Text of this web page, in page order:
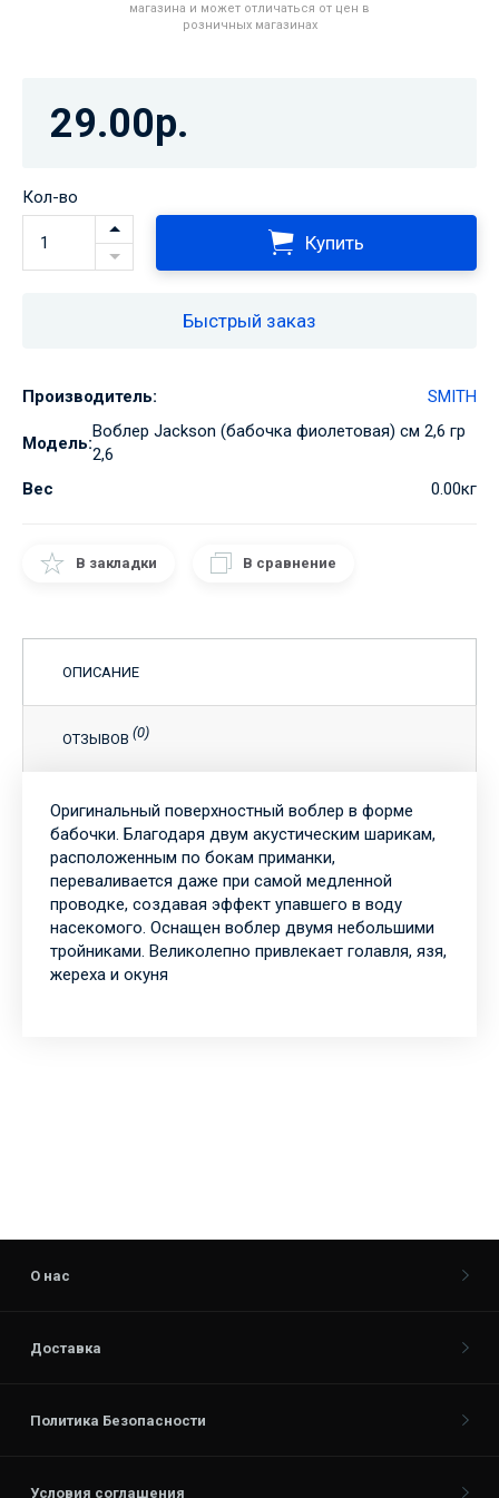
магазина и может отличаться от цен в
розничных магазинах
29.00р.
Кол-во
Купить
Быстрый заказ
Производитель: SMITH
Модель:
Воблер Jackson (бабочка фиолетовая) см 2,6 гр
2,6
Вес
0.00кг
В закладки В сравнение
ОПИСАНИЕ
ОТЗЫВОВ (0)
Оригинальный поверхностный воблер в форме
бабочки. Благодаря двум акустическим шарикам,
расположенным по бокам приманки,
переваливается даже при самой медленной
проводке, создавая эффект упавшего в воду
насекомого. Оснащен воблер двумя небольшими
тройниками. Великолепно привлекает голавля, язя,
жереха и окуня
О нас
Доставка
Политика Безопасности
Условия соглашения